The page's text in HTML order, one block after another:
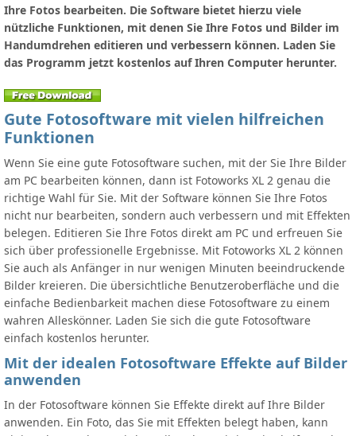
Ihre Fotos bearbeiten. Die Software bietet hierzu viele
nützliche Funktionen, mit denen Sie Ihre Fotos und Bilder im
Handumdrehen editieren und verbessern können. Laden Sie
das Programm jetzt kostenlos auf Ihren Computer herunter.
Gute Fotosoftware mit vielen hilfreichen
Funktionen
Wenn Sie eine gute Fotosoftware suchen, mit der Sie Ihre Bilder
am PC bearbeiten können, dann ist Fotoworks XL 2 genau die
richtige Wahl für Sie. Mit der Software können Sie Ihre Fotos
nicht nur bearbeiten, sondern auch verbessern und mit Effekten
belegen. Editieren Sie Ihre Fotos direkt am PC und erfreuen Sie
sich über professionelle Ergebnisse. Mit Fotoworks XL 2 können
Sie auch als Anfänger in nur wenigen Minuten beeindruckende
Bilder kreieren. Die übersichtliche Benutzeroberfläche und die
einfache Bedienbarkeit machen diese Fotosoftware zu einem
wahren Alleskönner. Laden Sie sich die gute Fotosoftware
einfach kostenlos herunter.
Mit der idealen Fotosoftware Effekte auf Bilder
anwenden
In der Fotosoftware können Sie Effekte direkt auf Ihre Bilder
anwenden. Ein Foto, das Sie mit Effekten belegt haben, kann